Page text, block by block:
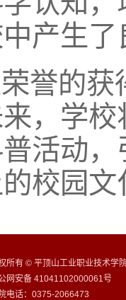
产生
誉的
，学
活动
校园文
所有 © 平顶山工业职业技术学
网安备 41041102000061号
电话：0375-2066473